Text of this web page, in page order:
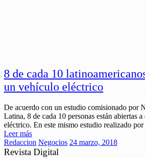
8 de cada 10
un vehículo eléctrico
De acuerdo con un estudio comisionado por
Latina, 8 de cada 10 personas están abiertas
eléctrico. En este mismo estudio realizado por
Leer más
Redaccion Negocios 24 marzo, 2018
Revista Digital